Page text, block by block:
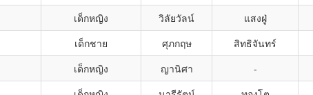
เด็กหญิง วิลัยวัลน์ แสงฝู่
เด็กชาย ศุภกฤษ สิทธิจันทร์
เด็กหญิง ญานิศา -